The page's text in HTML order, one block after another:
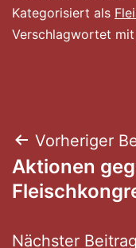
Kategorisiert als
Verschlagwortet mit
Vorheriger
Aktionen
Nächster Beitrag